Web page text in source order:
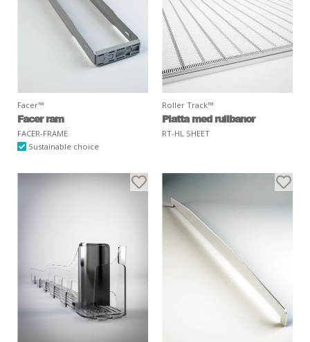
Facer™
Facer ram
FACER-FRAME
Sustainable choice
Roller Track™
Platta med rullbanor
RT-HL SHEET